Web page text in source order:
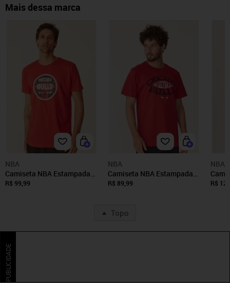
Mais dessa marca
NBA
Camiseta NBA Estampada
Chicago Bulls Casual
R$ 99,99
NBA
Camiseta NBA Estampada
Chicago Bulls Vermelha
R$ 89,99
NBA
R$
Topo
PUBLICIDADE